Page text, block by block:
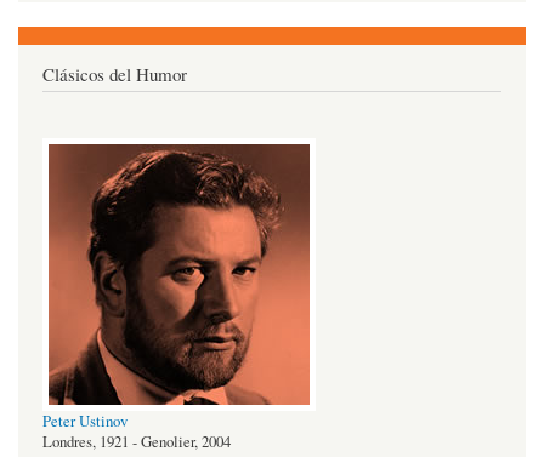
Clásicos del Humor
Peter Ustinov
Londres, 1921 - Genolier, 2004